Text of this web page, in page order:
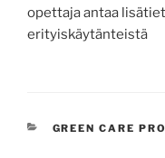
opettaja antaa
erityiskäytänteistä
KATEGORIAT
GREEN CARE PRO